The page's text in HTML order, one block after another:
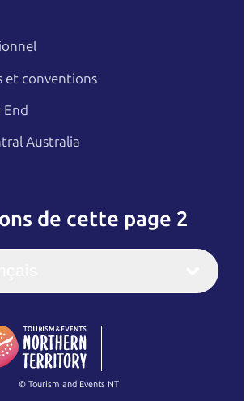
et conventions
End
Australia
de cette page 2
Italiano
繁體中文
© Tourism and Events NT